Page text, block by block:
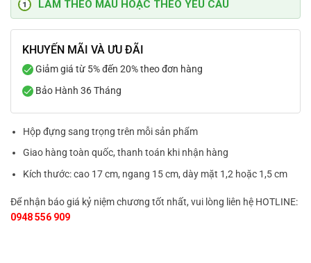
LÀM THEO MẪU HOẶC THEO YÊU CẦU
KHUYẾN MÃI VÀ ƯU ĐÃI
Giảm giá từ 5% đến 20% theo đơn hàng
Bảo Hành 36 Tháng
Hộp đựng sang trọng trên mỗi sản phẩm
Giao hàng toàn quốc, thanh toán khi nhận hàng
Kích thước: cao 17 cm, ngang 15 cm, dày mặt 1,2 hoặc 1,5 cm
Để nhận báo giá kỷ niệm chương tốt nhất, vui lòng liên hệ HOTLINE:
0948 556 909